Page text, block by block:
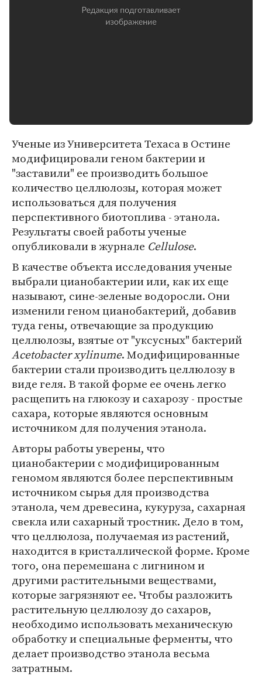
Ученые из Университета Техаса в Остине
модифицировали геном бактерии и
"заставили" ее производить большое
количество целлюлозы, которая может
использоваться для получения
перспективного биотоплива - этанола.
Результаты своей работы ученые
опубликовали в журнале Cellulose.
В качестве объекта исследования ученые
выбрали цианобактерии или, как их еще
называют, сине-зеленые водоросли. Они
изменили геном цианобактерий, добавив
туда гены, отвечающие за продукцию
целлюлозы, взятые от "уксусных" бактерий
Acetobacter xylinume. Модифицированные
бактерии стали производить целлюлозу в
виде геля. В такой форме ее очень легко
расщепить на глюкозу и сахарозу - простые
сахара, которые являются основным
источником для получения этанола.
Авторы работы уверены, что
цианобактерии с модифицированным
геномом являются более перспективным
источником сырья для производства
этанола, чем древесина, кукуруза, сахарная
свекла или сахарный тростник. Дело в том,
что целлюлоза, получаемая из растений,
находится в кристаллической форме. Кроме
того, она перемешана с лигнином и
другими растительными веществами,
которые загрязняют ее. Чтобы разложить
растительную целлюлозу до сахаров,
необходимо использовать механическую
обработку и специальные ферменты, что
делает производство этанола весьма
затратным.